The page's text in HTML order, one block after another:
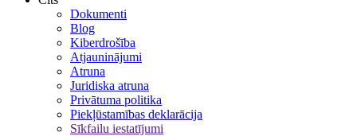
Dokumenti
Blog
Kiberdrošība
Atjauninājumi
Atruna
Juridiska atruna
Privātuma politika
Piekļūstamības deklarācija
Sīkfailu iestatījumi